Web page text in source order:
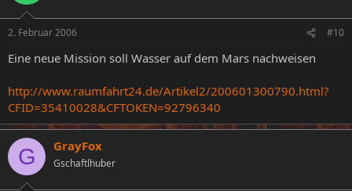
2. Februar 2006 #10
Eine neue Mission soll Wasser auf dem Mars nachweisen
http://www.raumfahrt24.de/Artikel2/200601300790.html?
CFID=35410028&CFTOKEN=92796340
G GrayFox
Gschaftlhuber